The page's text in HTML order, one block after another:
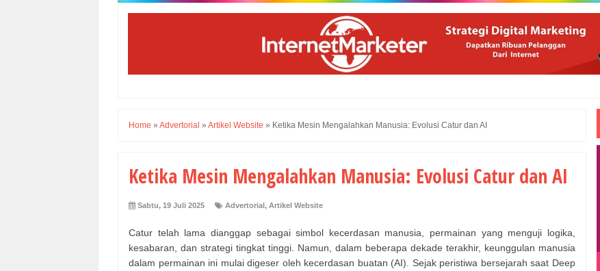
Home » Advertorial » Artikel Website » Ketika Mesin Mengalahkan Manusia: Evolusi Catur dan AI
Ketika Mesin Mengalahkan Manusia: Evolusi Catur dan AI
Sabtu, 19 Juli 2025 Advertorial, Artikel Website
Catur telah lama dianggap sebagai simbol kecerdasan manusia, permainan yang menguji logika,
kesabaran, dan strategi tingkat tinggi. Namun, dalam beberapa dekade terakhir, keunggulan manusia
dalam permainan ini mulai digeser oleh kecerdasan buatan (AI). Sejak peristiwa bersejarah saat Deep